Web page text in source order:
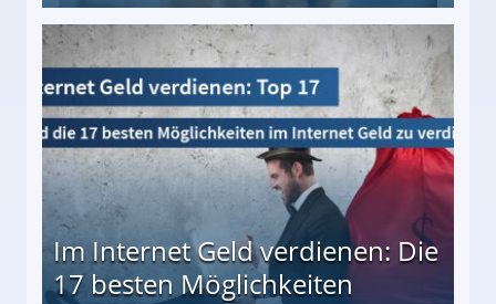
besten Möglichkeiten
Im Internet Geld verdienen: Die
17 besten Möglichkeiten